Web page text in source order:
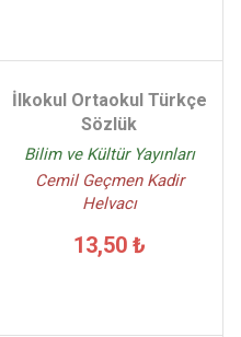
İlkokul Ortaokul Türkçe
Sözlük
Bilim ve Kültür Yayınları
Cemil Geçmen Kadir
Helvacı
13,50 ₺